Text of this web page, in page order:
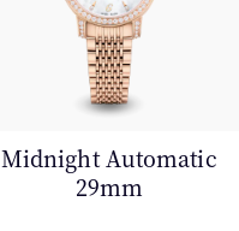
Midnight Automatic
29mm